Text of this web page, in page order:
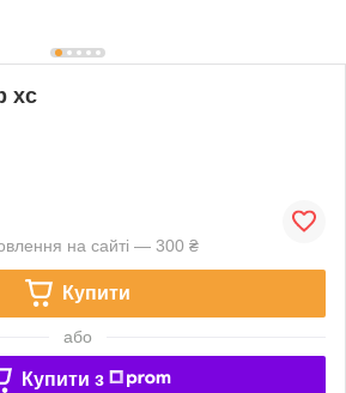
хс
на сайті — 300 ₴
Купити
або
Купити з